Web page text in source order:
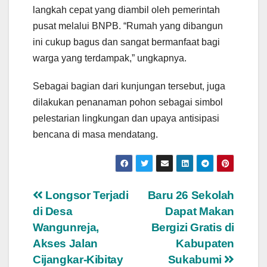
langkah cepat yang diambil oleh pemerintah
pusat melalui BNPB. “Rumah yang dibangun
ini cukup bagus dan sangat bermanfaat bagi
warga yang terdampak,” ungkapnya.
Sebagai bagian dari kunjungan tersebut, juga
dilakukan penanaman pohon sebagai simbol
pelestarian lingkungan dan upaya antisipasi
bencana di masa mendatang.
Navigasi
pos
Baru 26 Sekolah
Dapat Makan
Bergizi Gratis di
Kabupaten
Sukabumi
Longsor Terjadi
di Desa
Wangunreja,
Akses Jalan
Cijangkar-Kibitay